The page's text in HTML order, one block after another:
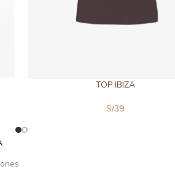
TOP IBIZA
S/39